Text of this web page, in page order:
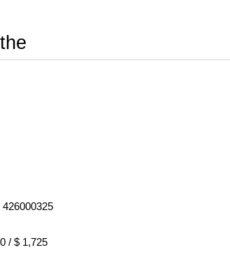
/ $ 1,725